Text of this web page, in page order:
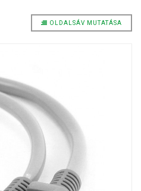
OLDALSÁV MUTATÁSA